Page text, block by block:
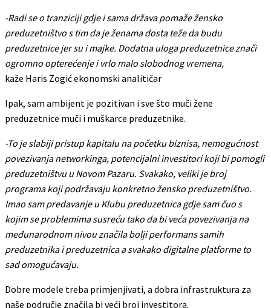
-Radi se o tranziciji gdje i sama država pomaže žensko
preduzetništvo s tim da je ženama dosta teže da budu
preduzetnice jer su i majke. Dodatna uloga preduzetnice znači
ogromno opterećenje i vrlo malo slobodnog vremena,
kaže Haris Zogić ekonomski analitičar
Ipak, sam ambijent je pozitivan i sve što muči žene
preduzetnice muči i muškarce preduzetnike.
-To je slabiji pristup kapitalu na početku biznisa, nemogućnost
povezivanja networkinga, potencijalni investitori koji bi pomogli
preduzetništvu u Novom Pazaru. Svakako, veliki je broj
programa koji podržavaju konkretno žensko preduzetništvo.
Imao sam predavanje u Klubu preduzetnica gdje sam čuo s
kojim se problemima susreću tako da bi veća povezivanja na
međunarodnom nivou značila bolji performans samih
preduzetnika i preduzetnica a svakako digitalne platforme to
sad omogućavaju.
Dobre modele treba primjenjivati, a dobra infrastruktura za
naše područje značila bi veći broj investitora.